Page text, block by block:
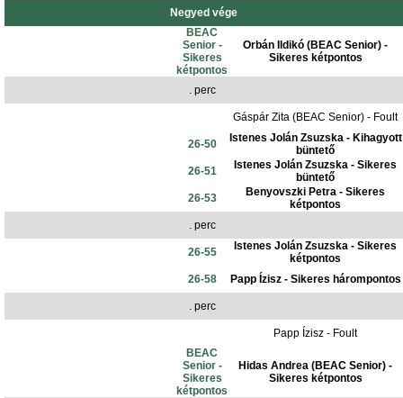
Negyed vége
BEAC
Senior -
Sikeres
kétpontos
Orbán Ildikó (BEAC Senior) -
Sikeres kétpontos
. perc
Gáspár Zita (BEAC Senior) - Foult
26-50
Istenes Jolán Zsuzska - Kihagyott
büntető
26-51
Istenes Jolán Zsuzska - Sikeres
büntető
26-53
Benyovszki Petra - Sikeres
kétpontos
. perc
26-55
Istenes Jolán Zsuzska - Sikeres
kétpontos
26-58
Papp Ízisz - Sikeres hárompontos
. perc
Papp Ízisz - Foult
BEAC
Senior -
Sikeres
kétpontos
Hidas Andrea (BEAC Senior) -
Sikeres kétpontos